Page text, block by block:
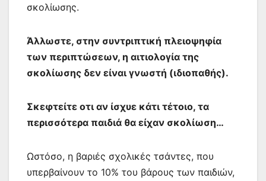
σκολίωσης.
Άλλωστε, στην συντριπτική πλειοψηφία
των περιπτώσεων, η αιτιολογία της
σκολίωσης δεν είναι γνωστή (ιδιοπαθής).
Σκεφτείτε οτι αν ίσχυε κάτι τέτοιο, τα
περισσότερα παιδιά θα είχαν σκολίωση…
Ωστόσο, η βαριές σχολικές τσάντες, που
υπερβαίνουν το 10% του βάρους των παιδιών,